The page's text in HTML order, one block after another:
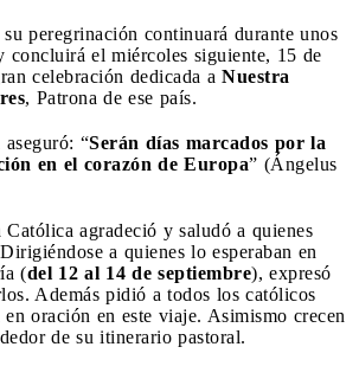
peregrinación continuará durante unos
concluirá el miércoles siguiente, 15 de
celebración dedicada a Nuestra
, Patrona de ese país.
“Serán días marcados por la
en el corazón de Europa” (Ángelus
agradeció y saludó a quienes
a quienes lo esperaban en
(del 12 al 14 de septiembre), expresó
Además pidió a todos los católicos
oración en este viaje. Asimismo crecen
de su itinerario pastoral.